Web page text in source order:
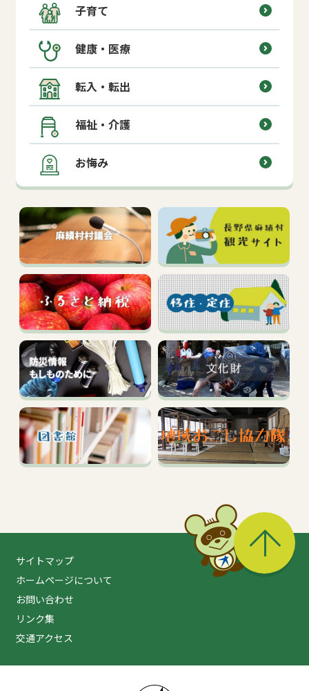
子育て
健康・医療
転入・転出
福祉・介護
お悔み
サイトマップ
ホームページについて
お問い合わせ
リンク集
交通アクセス